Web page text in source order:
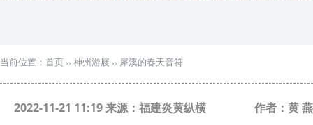
当前位置： 首页 ›› 神州游屐 ›› 犀溪的春天音符
2022-11-21 11:19 来源：福建炎黄纵横 作者：黄 燕